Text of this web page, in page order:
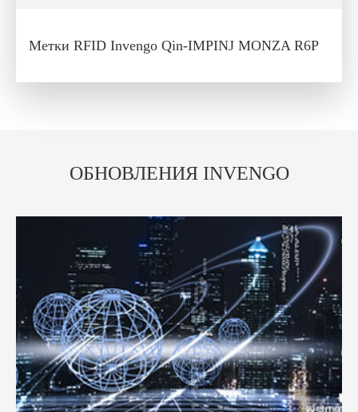
Метки RFID Invengo Qin-IMPINJ MONZA R6P
ОБНОВЛЕНИЯ INVENGO